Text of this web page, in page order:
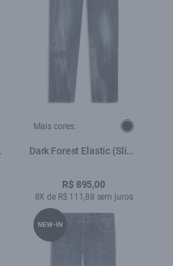
Mais cores:
Dark Forest Elastic (Slim)
Dye e Resp.
R$ 895,00
8X de R$ 111,88 sem juros
NEW-IN